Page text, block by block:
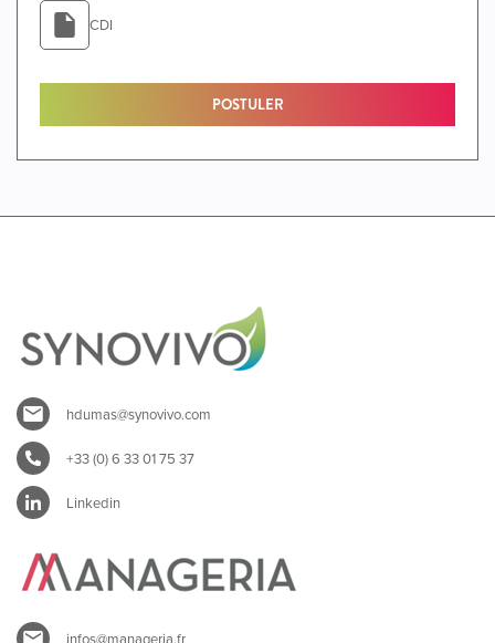
CDI
POSTULER
hdumas@synovivo.com
+33 (0) 6 33 01 75 37
Linkedin
infos@manageria.fr